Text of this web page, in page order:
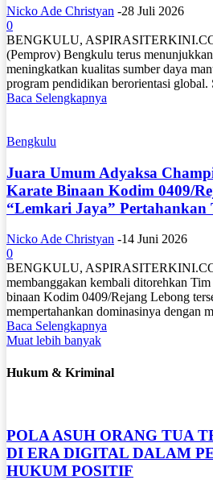
Nicko Ade Christyan -28 Juli 2026
0
BENGKULU,
(Pemprov) Bengkulu terus
meningkatkan kualitas sumber daya
program pendidikan berorientasi global.
Baca Selengkapnya
Bengkulu
Juara Umum Adyaksa
Karate Binaan Kodim 0409/
“Lemkari Jaya” Pertahankan
Nicko Ade Christyan -14 Juni 2026
0
BENGKULU,
membanggakan kembali ditorehkan
binaan Kodim 0409/Rejang Lebong
mempertahankan dominasinya dengan
Baca Selengkapnya
Muat lebih banyak
Hukum & Kriminal
POLA ASUH ORANG TUA
DI ERA DIGITAL DALAM
HUKUM POSITIF